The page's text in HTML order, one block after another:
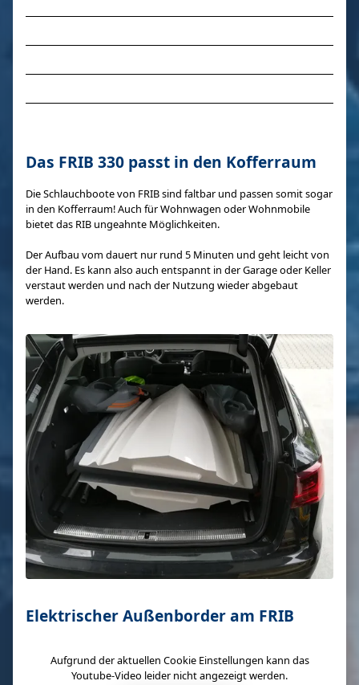
Das FRIB 330 passt in den Kofferraum
Die Schlauchboote von FRIB sind faltbar und passen somit sogar
in den Kofferraum! Auch für Wohnwagen oder Wohnmobile
bietet das RIB ungeahnte Möglichkeiten.
Der Aufbau vom dauert nur rund 5 Minuten und geht leicht von
der Hand. Es kann also auch entspannt in der Garage oder Keller
verstaut werden und nach der Nutzung wieder abgebaut
werden.
Elektrischer Außenborder am FRIB
Aufgrund der aktuellen Cookie Einstellungen kann das
Youtube-Video leider nicht angezeigt werden.